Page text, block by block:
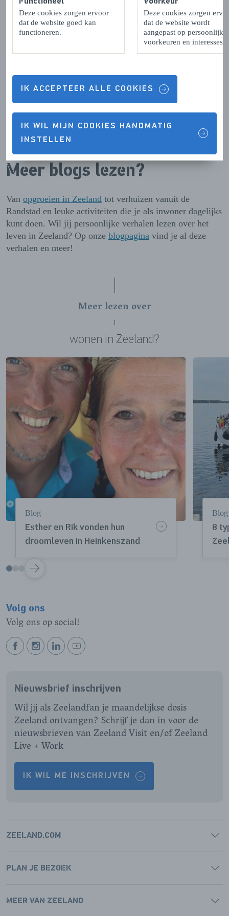
Deze cookies zorgen ervoor
dat de website goed kan
functioneren.
Deze cookies zorgen
dat de website wordt
aangepast op persoonlijke
voorkeuren en interesses.
IK ACCEPTEER ALLE COOKIES
IK WIL MIJN COOKIES HANDMATIG
INSTELLEN
Meer blogs lezen?
Van opgroeien in Zeeland tot verhuizen vanuit de
Randstad en leuke activiteiten die je als inwoner dagelijks
kunt doen. Wil jij persoonlijke verhalen lezen over het
leven in Zeeland? Op onze blogpagina vind je al deze
verhalen en meer!
Meer lezen over
wonen in Zeeland?
Esther en Rik vonden hun
droomleven in Heinkenszand
Blog
8
Blog
VOLGENDE
Volg ons
Volg ons op social!
BEKIJK
PAGINA
BEKIJK
PAGINA
BEKIJK
PAGINA
BEKIJK
PAGINA
Nieuwsbrief inschrijven
Wil jij als Zeelandfan je maandelijkse dosis
Zeeland ontvangen? Schrijf je dan in voor de
nieuwsbrieven van Zeeland Visit en/of Zeeland
Live + Work
IK WIL ME INSCHRIJVEN
ZEELAND.COM
PLAN JE BEZOEK
MEER VAN ZEELAND